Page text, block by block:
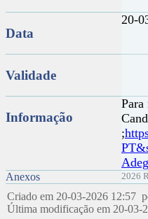
Data
20-
Validade
Informação
;
Anexos 2026
Criado em 20-03-2026 12:57
Última modificação em 20-